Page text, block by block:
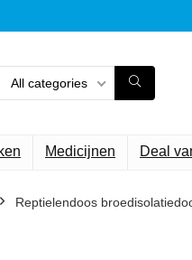
All categories
Medicijnen Deal
Reptielendoos